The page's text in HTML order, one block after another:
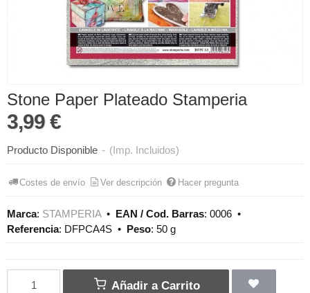
Stone Paper Plateado Stamperia
3,99 €
Producto Disponible - (Imp. Incluidos)
Costes de envío Ver descripción Hacer pregunta
Marca: STAMPERIA• EAN / Cod. Barras: 0006 •
Referencia: DFPCA4S • Peso: 50 g
Añadir a Carrito